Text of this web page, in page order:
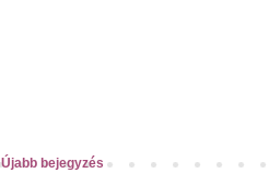
Újabb bejegyzés